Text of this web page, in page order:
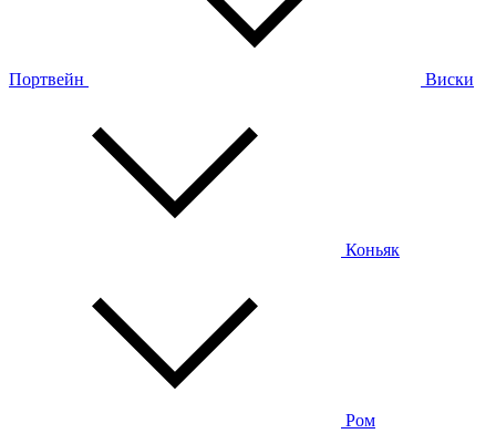
Портвейн Виски
Коньяк
Ром